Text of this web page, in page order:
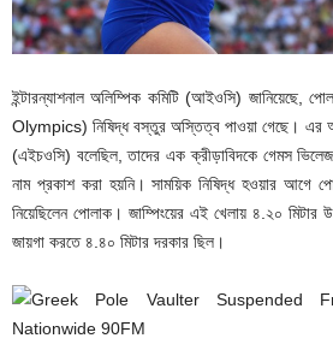
ইন্টারন্যাশনাল অলিম্পিক কমিটি (আইওসি) জানিয়েছে,
Olympics) নিষিদ্ধ বস্তুর অস্তিত্ব পাওয়া গেছে। এর
(এইচওসি) বলেছিল, তাদের এক ক্রীড়াবিদকে গেমস
নাম প্রকাশ করা হয়নি। সাময়িক নিষিদ্ধ হওয়ার আগে
নিয়েছিলেন পোলাক। জাম্পিংয়ের এই খেলায় ৪.২০ মিটার
জায়গা করতে ৪.৪০ মিটার দরকার ছিল।